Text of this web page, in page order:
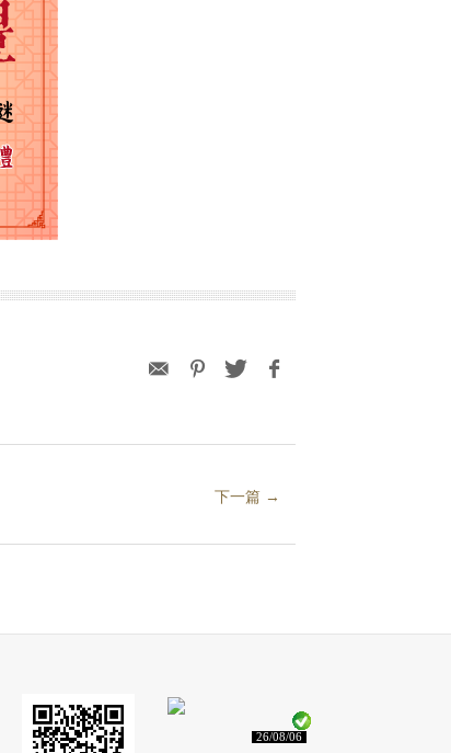
下一篇 →
26/08/06